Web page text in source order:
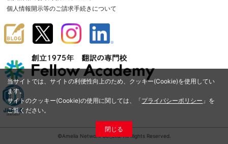
当サイトでは、サイトの利便性向上のため、クッキー(Cookie)を使用してい
ます。
サイトのクッキー(Cookie)の使用に関しては、「プライバシーポリシー 」を
ご覧ください。
閉じる
個人情報開示等のご請求手続きについて
©Amelia Network Co.,Ltd. All Rights Reserved.